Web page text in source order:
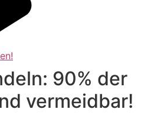
90% der
vermeidbar!